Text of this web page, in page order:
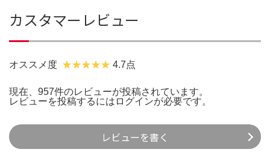
カスタマーレビュー
オススメ度 4.7点
現在、957件のレビューが投稿されています。
レビューを投稿するには ログインが必要です。
レビューを書く